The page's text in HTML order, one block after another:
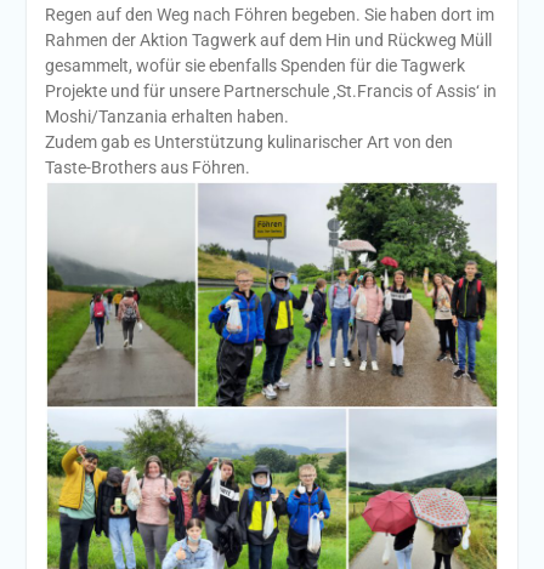
Regen auf den Weg nach Föhren begeben. Sie haben dort im
Rahmen der Aktion Tagwerk auf dem Hin und Rückweg Müll
gesammelt, wofür sie ebenfalls Spenden für die Tagwerk
Projekte und für unsere Partnerschule ‚St.Francis of Assis‘ in
Moshi/Tanzania erhalten haben.
Zudem gab es Unterstützung kulinarischer Art von den
Taste-Brothers aus Föhren.